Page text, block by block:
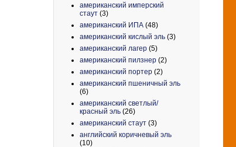
американский имперский
стаут (3)
американский ИПА (48)
американский кислый эль (3)
американский лагер (5)
американский пилзнер (2)
американский портер (2)
американский пшеничный эль
(6)
американский светлый/
красный эль (26)
американский стаут (3)
английский коричневый эль
(10)